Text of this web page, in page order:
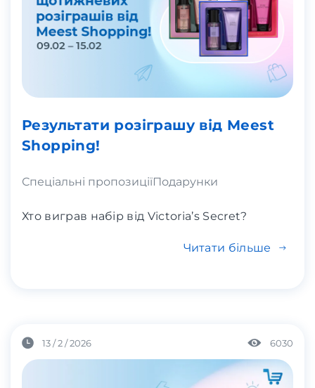
Результати розіграшу від Meest
Shopping!
Спеціальні пропозиціїПодарунки
Хто виграв набір від Victoria’s Secret?
Читати більше
13 / 2 / 2026 6030